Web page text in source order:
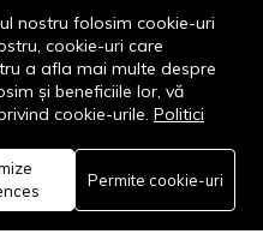
S.R.L. CUI 32211812
Nr. 19A
0
Favorite Cont
nostru folosim cookie-uri
cookie-uri care
a afla mai multe despre
și beneficiile lor, vă
cookie-urile. Politici
Permite cookie-uri